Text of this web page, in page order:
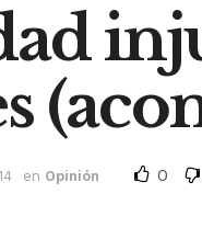
en Opinión 0